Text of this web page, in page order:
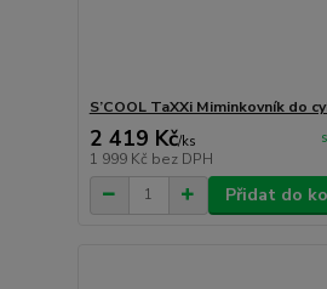
S’COOL TaXXi Miminkovník do
2 419 Kč/ks
1 999 Kč bez DPH
Přidat do